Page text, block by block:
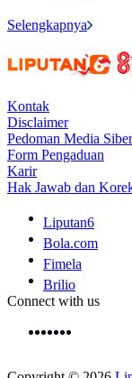
Selengkapnya
Kontak
Disclaimer
Pedoman Media Siber
Form Pengaduan
Karir
Hak Jawab dan
Liputan6
Bola.com
Fimela
Brilio
Connect with us